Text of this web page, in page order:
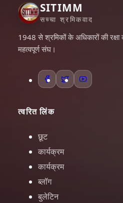
SITIMM
सच्चा श्रमिकवाद
1948 से श्रमिकों के अधिकारों की
महत्वपूर्ण संघ।
त्वरित लिंक
छूट
कार्यक्रम
कार्यक्रम
ब्लॉग
बुलेटिन